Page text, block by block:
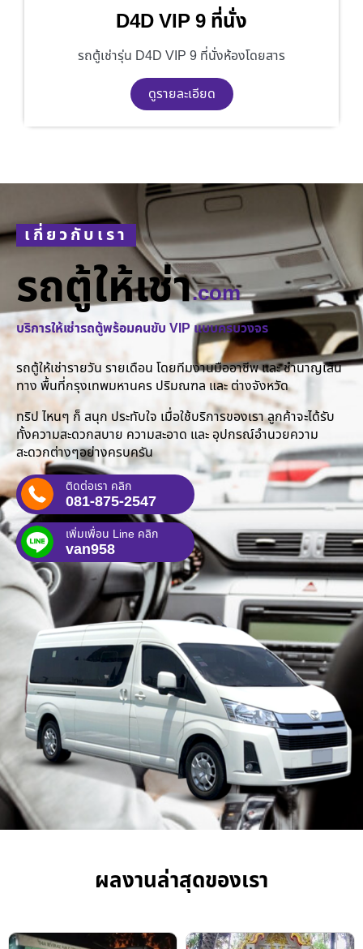
D4D VIP 9 ที่นั่ง
รถตู้เช่ารุ่น D4D VIP 9 ที่นั่งห้องโดยสาร
ดูรายละเอียด
เกี่ยวกับเรา
รถตู้ให้เช่า.com
บริการให้เช่ารถตู้พร้อมคนขับ VIP แบบครบวงจร
รถตู้ให้เช่ารายวัน รายเดือน โดยทีมงานมืออาชีพ และ ชำนาญเส้น
ทาง พื้นที่กรุงเทพมหานคร ปริมณฑล และ ต่างจังหวัด
ทริป ไหนๆ ก็ สนุก ประทับใจ เมื่อใช้บริการของเรา ลูกค้าจะได้รับ
ทั้งความสะดวกสบาย ความสะอาด และ อุปกรณ์อำนวยความ
สะดวกต่างๆอย่างครบครัน
ติดต่อเรา คลิก
081-875-2547
เพิ่มเพื่อน Line คลิก
van958
ผลงานล่าสุดของเรา